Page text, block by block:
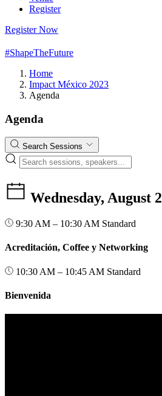
Register
Register Now
#ShapeTheFuture
Home
Impact México 2023
Agenda
Agenda
Search Sessions
Wednesday, August
9:30 AM – 10:30 AM Standard
Acreditación, Coffee y Networking
10:30 AM – 10:45 AM Standard
Bienvenida